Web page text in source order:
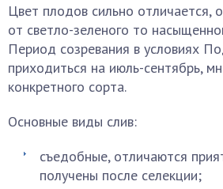
Цвет плодов сильно отличается,
от светло-зеленого то
Период созревания в условиях
приходиться на июль-сентябрь,
конкретного сорта.
Основные виды слив:
съедобные, отличаются
получены после селекции;